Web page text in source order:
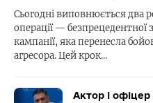
Сьогодні виповнюється два
операції —
кампанії, яка перенесла
агресора. Цей крок…
Актор і